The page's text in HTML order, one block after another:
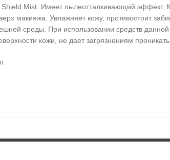
Mist. Имеет пылеотталкивающий эффект.
макияжа. Увлажняет кожу, противостоит
среды. При использовании средств
кожи, не дает загрязнениям